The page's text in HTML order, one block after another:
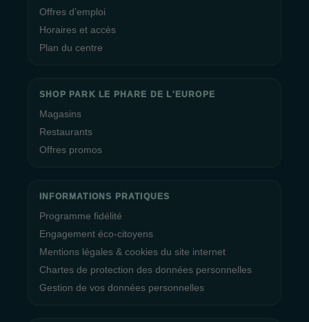
Offres d’emploi
Horaires et accès
Plan du centre
SHOP PARK LE PHARE DE L'EUROPE
Magasins
Restaurants
Offres promos
INFORMATIONS PRATIQUES
Programme fidélité
Engagement éco-citoyens
Mentions légales & cookies du site internet
Chartes de protection des données personnelles
Gestion de vos données personnelles